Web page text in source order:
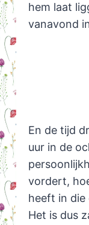
hem laat
vanavond
En de tijd
uur in de
vordert,
heeft in die
Het is dus